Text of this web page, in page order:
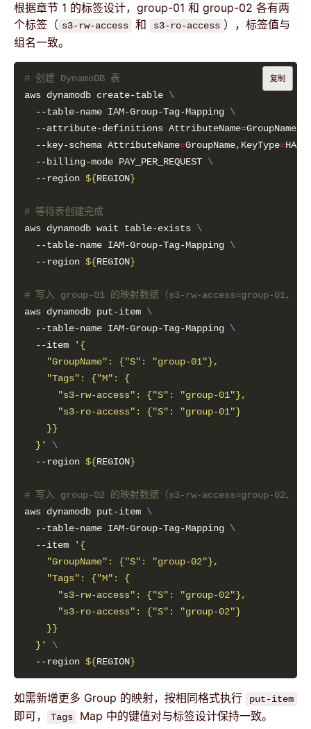
根据章节 1 的标签设计，group-01 和 group-02 各有两
个标签（ s3-rw-access 和 s3-ro-access ），标签值与
组名一致。
# 创建 DynamoDB 表
aws dynamodb create-table
  --table-name IAM-Group-Tag-Mapping
  --attribute-definitions AttributeName
=
  --key-schema AttributeName
=GroupName,KeyType=
  --billing-mode PAY_PER_REQUEST
  --region
${REGION}
# 等待表创建完成
aws dynamodb wait table-exists
  --table-name IAM-Group-Tag-Mapping
  --region
${REGION}
# 写入 group-01 的映射数据（s3-rw-access=group-01,
aws dynamodb put-item
  --table-name IAM-Group-Tag-Mapping
  --item
  }'
  --region
${REGION}
# 写入 group-02 的映射数据（s3-rw-access=group-02,
aws dynamodb put-item
  --table-name IAM-Group-Tag-Mapping
  --item
  }'
  --region
${REGION}
复制
如需新增更多 Group 的映射，按相同格式执行 put-item
即可， Tags Map 中的键值对与标签设计保持一致。